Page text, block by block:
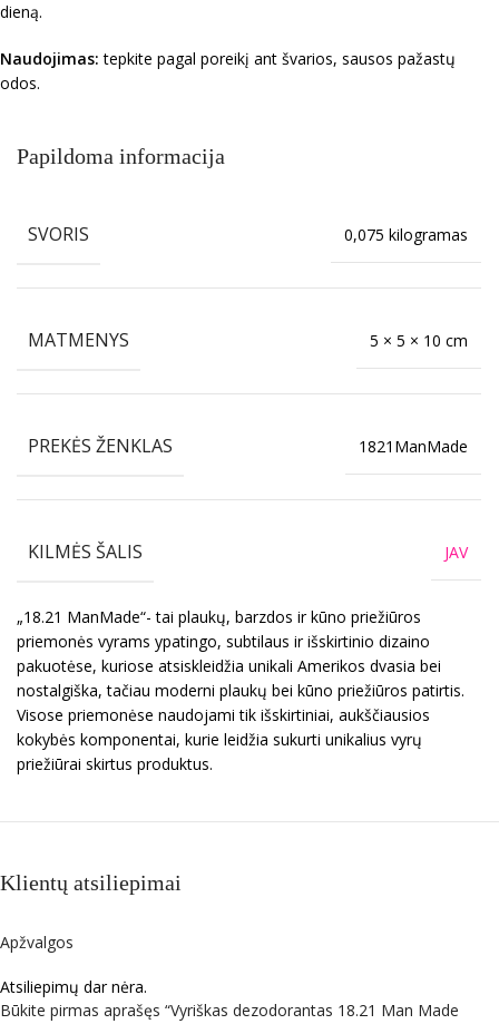
dieną.
Naudojimas: tepkite pagal poreikį ant švarios, sausos pažastų
odos.
Papildoma informacija
SVORIS 0,075 kilogramas
MATMENYS 5 × 5 × 10 cm
PREKĖS ŽENKLAS 1821ManMade
KILMĖS ŠALIS JAV
„18.21 ManMade“- tai plaukų, barzdos ir kūno priežiūros
priemonės vyrams ypatingo, subtilaus ir išskirtinio dizaino
pakuotėse, kuriose atsiskleidžia unikali Amerikos dvasia bei
nostalgiška, tačiau moderni plaukų bei kūno priežiūros patirtis.
Visose priemonėse naudojami tik išskirtiniai, aukščiausios
kokybės komponentai, kurie leidžia sukurti unikalius vyrų
priežiūrai skirtus produktus.
Klientų atsiliepimai
Apžvalgos
Atsiliepimų dar nėra.
Būkite pirmas aprašęs “Vyriškas dezodorantas 18.21 Man Made